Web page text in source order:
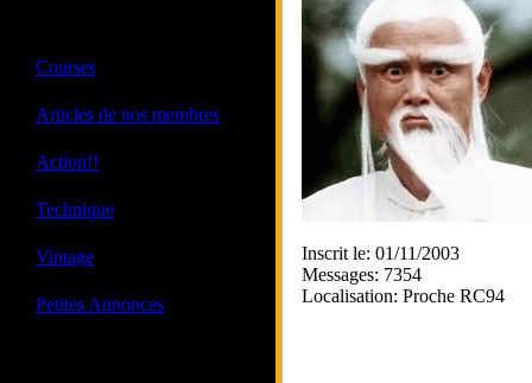
Courses
Articles de nos membres
Action!!
Technique
Vintage
Petites Annonces
Inscrit le: 01/11/2003
Messages: 7354
Localisation: Proche RC94